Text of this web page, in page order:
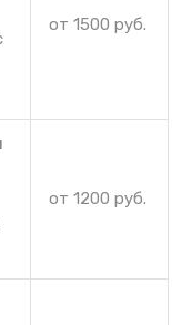
от 1500 руб.
от 1200 руб.